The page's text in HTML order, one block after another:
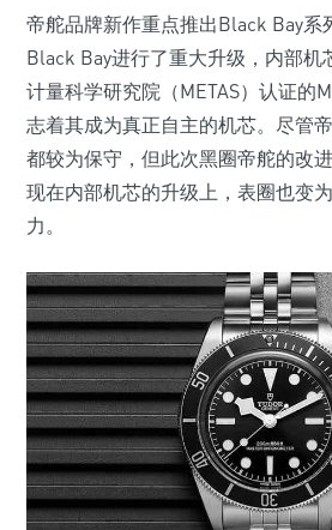
帝舵品牌新作重点推出Black Bay系
Black Bay进行了重大升级，内部机
计量科学研究院（METAS）认证的
志着其成为真正自主的机芯。尽管
都较为保守，但此次黑圈帝舵的改
现在内部机芯的升级上，表圈也变
力。